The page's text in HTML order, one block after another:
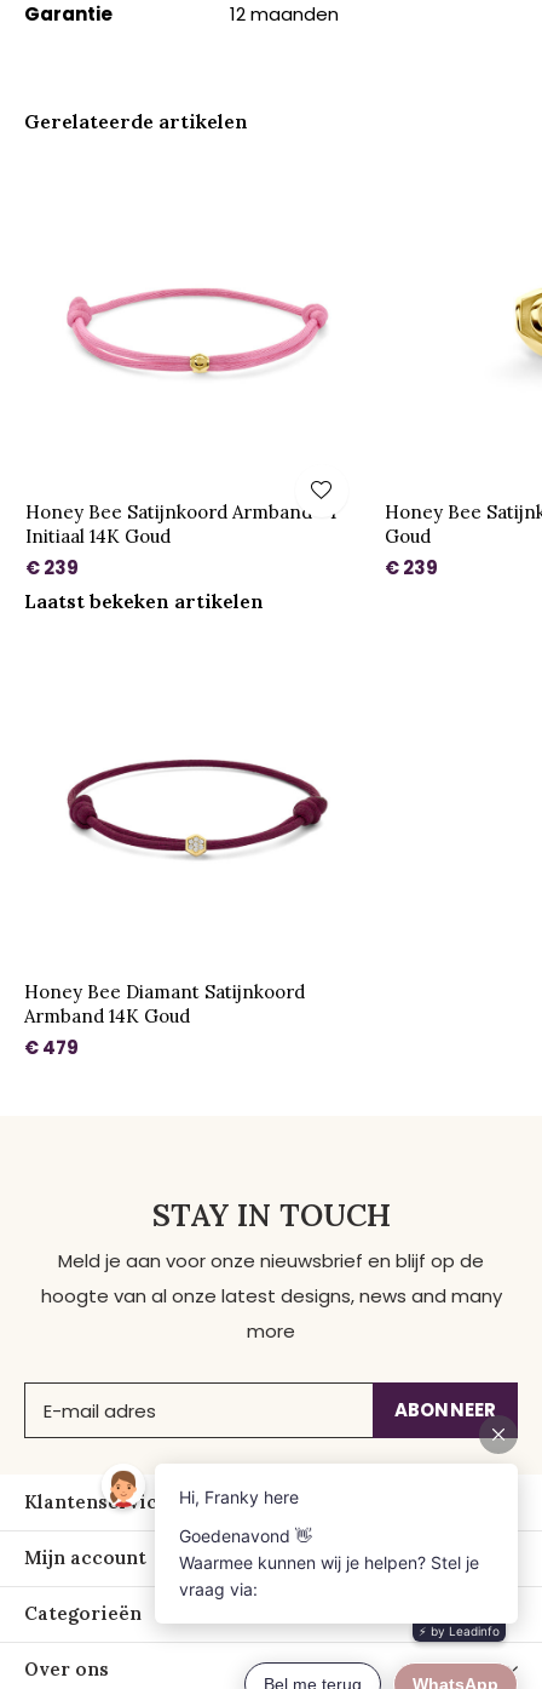
Garantie
12 maanden
Gerelateerde artikelen
Honey Bee Satijnkoord Armband - 1
Initiaal 14K Goud
€ 239
Honey Bee
Goud
€ 239
Laatst bekeken artikelen
Honey Bee Diamant Satijnkoord
Armband 14K Goud
€ 479
STAY IN TOUCH
Meld je aan voor onze nieuwsbrief en blijf op de
hoogte van al onze latest designs, news and many
more
ABONNEER
Klantenservice
Mijn account
Categorieën
Over ons